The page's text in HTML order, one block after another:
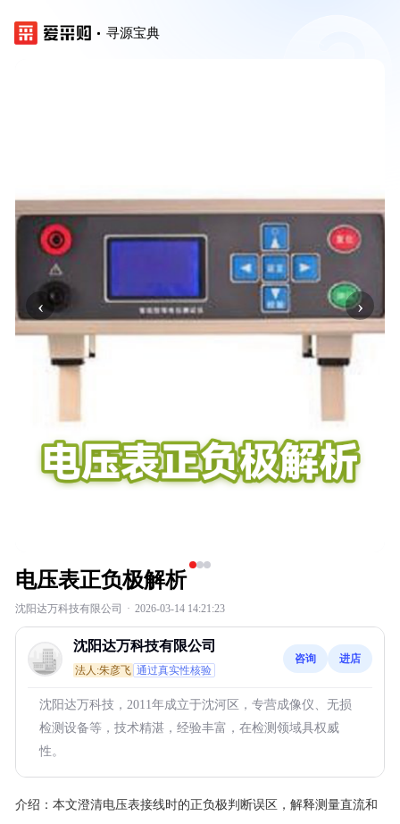
寻源宝典
‹ ›
电压表正负极解析
沈阳达万科技有限公司 · 2026-03-14 14:21:23
沈阳达万科技有限公司
法人:朱彦飞 通过真实性核验
咨询 进店
沈阳达万科技，2011年成立于沈河区，专营成像仪、无损
检测设备等，技术精湛，经验丰富，在检测领域具权威
性。
介绍： 本文澄清电压表接线时的正负极判断误区，解释测量直流和